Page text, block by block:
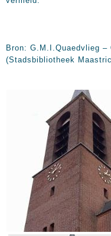
Bron: G.M.I.Quaedvlieg –
(Stadsbibliotheek